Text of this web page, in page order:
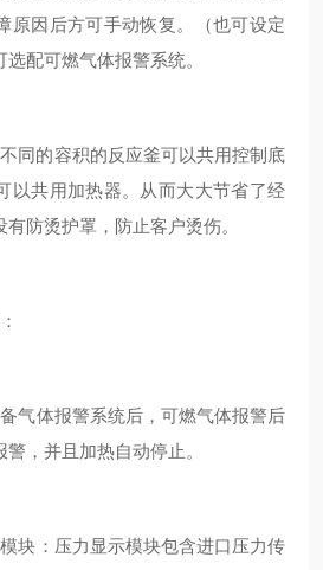
原因后方可手动恢复。（也可设定
配可燃气体报警系统。
不同的容积的反应釜可以共用控制底
以共用加热器。从而大大节省了经
防烫护罩，防止客户烫伤。
：
气体报警系统后，可燃气体报警后
，并且加热自动停止。
块 ： 压力显示模块包含进口压力传